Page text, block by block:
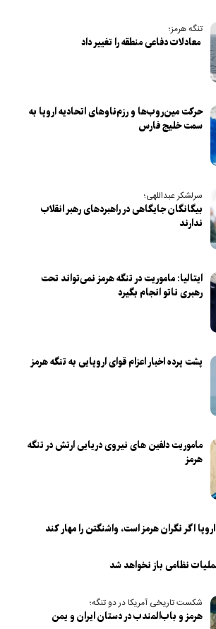
تنگه هرمز؛
معادلات دفاعی منطقه را تغییر داد
حرکت مین‌روب‌ها و رزم‌ناوهای اتحادیه اروپا به
سمت خلیج فارس
سرلشکر عبداللهی؛
بیگانگان جایگاهی در راهبردهای رهبر انقلاب
ندارند
ایتالیا: ماموریت در تنگه هرمز نمی‌تواند تحت
رهبری ناتو انجام بگیرد
پشت پرده اخبار اعزام قوای اروپایی به تنگه هرمز
ماموریت دلفین های نیروی دریایی‌ ارتش در تنگه
هرمز
اگر نگران هرمز است، واشنگتن را مهار کند
نظامی باز نخواهد شد
شکست تاریخی آمریکا در دو تنگه؛
هرمز و باب‌المندب در دستان ایران و یمن